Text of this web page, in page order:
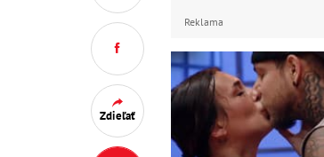
Zdieľať
Reklama